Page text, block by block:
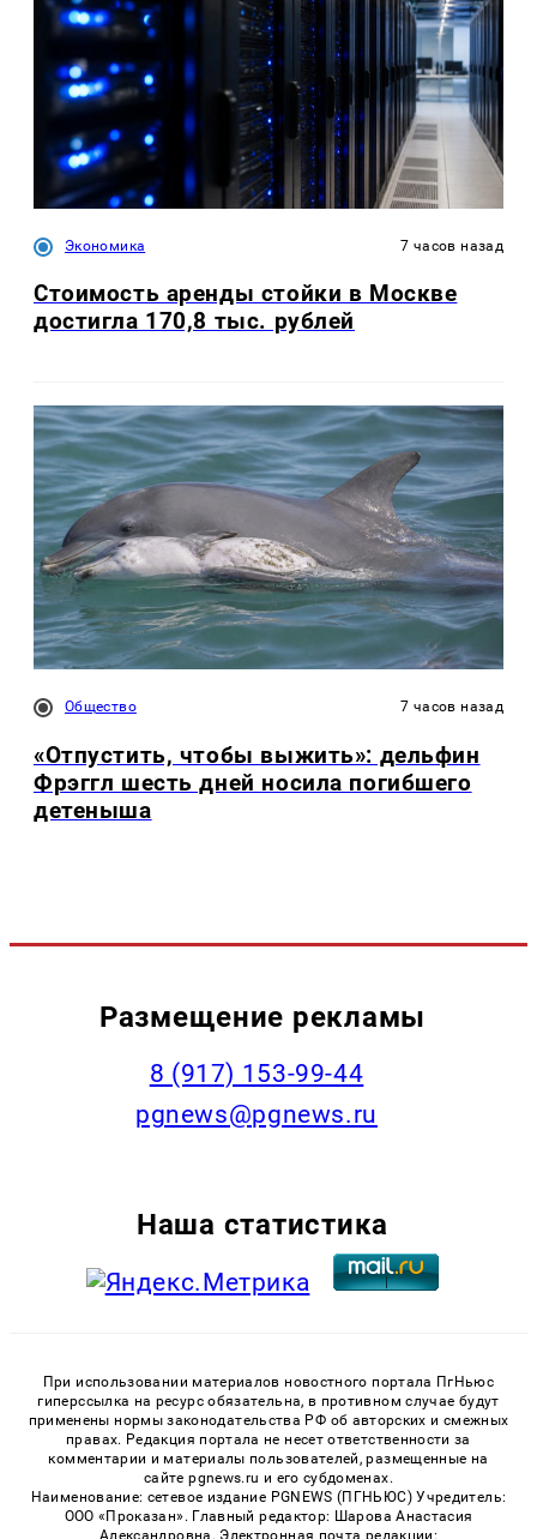
Экономика 7 часов назад
Стоимость аренды стойки в Москве
достигла 170,8 тыс. рублей
Общество 7 часов назад
«Отпустить, чтобы выжить»: дельфин
Фрэггл шесть дней носила погибшего
детеныша
Размещение рекламы
‭8 (917) 153-99-44
pgnews@pgnews.ru
Наша статистика
При использовании материалов новостного портала ПгНьюс
гиперссылка на ресурс обязательна, в противном случае будут
применены нормы законодательства РФ об авторских и смежных
правах. Редакция портала не несет ответственности за
комментарии и материалы пользователей, размещенные на
сайте pgnews.ru и его субдоменах.
Наименование: сетевое издание PGNEWS (ПГНЬЮС) Учредитель:
ООО «Проказан». Главный редактор: Шарова Анастасия
Александровна. Электронная почта редакции: